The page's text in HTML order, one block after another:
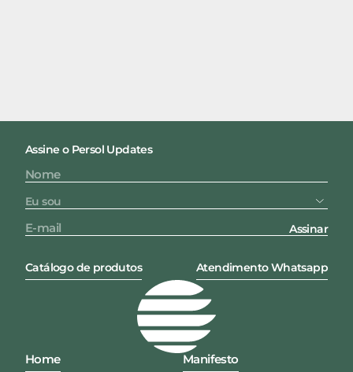
Assine o Persol Updates
Assinar
Catálogo de produtos Atendimento Whatsapp
Home Manifesto